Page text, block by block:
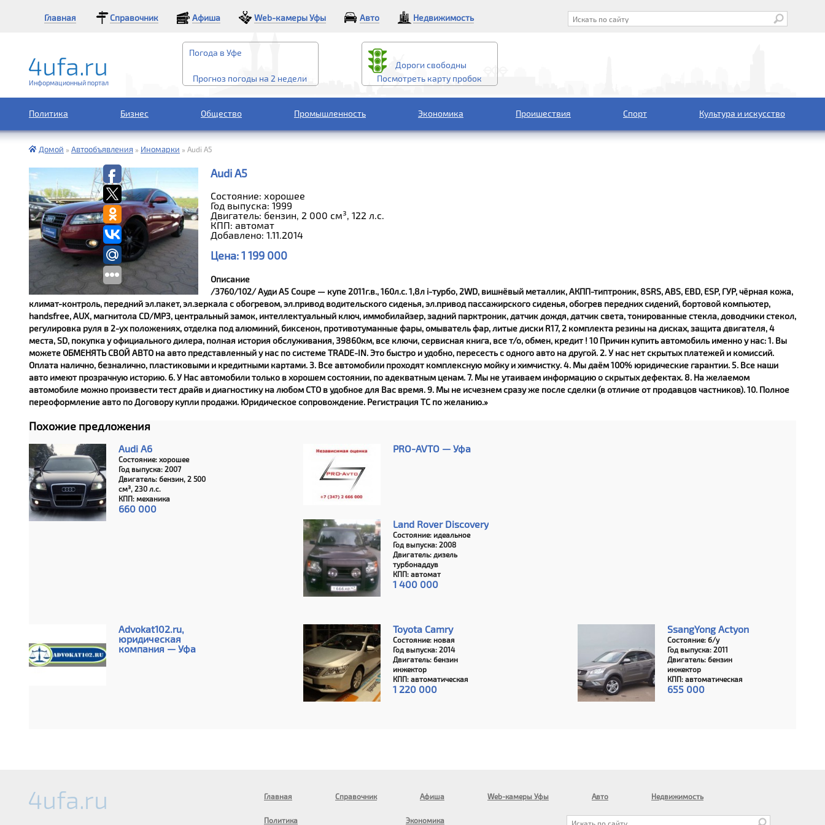
Главная Справочник Афиша Web-камеры Уфы Авто Недвижимость
Информационный портал
Погода в Уфе
Прогноз погоды на 2 недели
Дороги свободны
Посмотреть карту пробок
Политика Бизнес Общество Промышленность Экономика Проишествия Спорт Культура и искусство
Домой » Автообъявления » Иномарки » Audi A5
Audi A5
Состояние: хорошее
Год выпуска: 1999
Двигатель: бензин, 2 000 см³, 122 л.с.
КПП: автомат
Добавлено: 1.11.2014
Цена:1 199 000
Описание
/3760/102/ Ауди А5 Coupe — купе 2011г.в., 160л.с. 1,8л i-турбо, 2WD, вишнёвый металлик, АКПП-типтроник, 8SRS, ABS, EBD, ESP, ГУР, чёрная кожа,
климат-контроль, передний эл.пакет, эл.зеркала с обогревом, эл.привод водительского сиденья, эл.привод пассажирского сиденья, обогрев передних сидений, бортовой компьютер,
handsfree, AUX, магнитола CD/MP3, центральный замок, интеллектуальный ключ, иммобилайзер, задний парктроник, датчик дождя, датчик света, тонированные стекла, доводчики стекол,
регулировка руля в 2-ух положениях, отделка под алюминий, биксенон, противотуманные фары, омыватель фар, литые диски R17, 2 комплекта резины на дисках, защита двигателя, 4
места, SD, покупка у официального дилера, полная история обслуживания, 39860км, все ключи, сервисная книга, все т/о, обмен, кредит ! 10 Причин купить автомобиль именно у нас: 1. Вы
можете ОБМЕНЯТЬ СВОЙ АВТО на авто представленный у нас по системе TRADE-IN. Это быстро и удобно, пересесть с одного авто на другой. 2. У нас нет скрытых платежей и комиссий.
Оплата налично, безналично, пластиковыми и кредитными картами. 3. Все автомобили проходят комплексную мойку и химчистку. 4. Мы даём 100% юридические гарантии. 5. Все наши
авто имеют прозрачную историю. 6. У Нас автомобили только в хорошем состоянии, по адекватным ценам. 7. Мы не утаиваем информацию о скрытых дефектах. 8. На желаемом
автомобиле можно произвести тест драйв и диагностику на любом СТО в удобное для Вас время. 9. Мы не исчезнем сразу же после сделки (в отличие от продавцов частников). 10. Полное
переоформление авто по Договору купли продажи. Юридическое сопровождение. Регистрация ТС по желанию.»
Похожие предложения
Audi A6
Состояние: хорошее
Год выпуска: 2007
Двигатель: бензин, 2 500
см³, 230 л.с.
КПП: механика
660 000
PRO-AVTO — Уфа
Land Rover Discovery
Состояние: идеальное
Год выпуска: 2008
Двигатель: дизель
турбонаддув
КПП: автомат
1 400 000
Advokat102.ru,
юридическая
компания — Уфа
Toyota Camry
Состояние: новая
Год выпуска: 2014
Двигатель: бензин
инжектор
КПП: автоматическая
1 220 000
SsangYong Actyon
Состояние: б/у
Год выпуска: 2011
Двигатель: бензин
инжектор
КПП: автоматическая
655 000
Главная Справочник Афиша Web-камеры Уфы Авто Недвижимость
Политика Экономика